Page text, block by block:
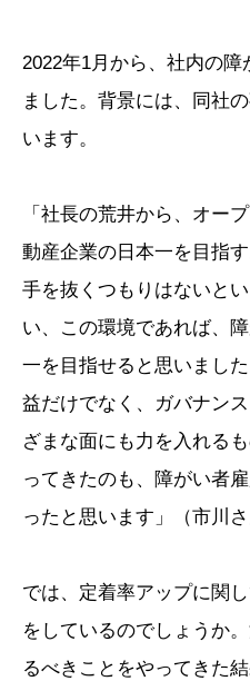
2022年1月から、社内の障
ました。背景には、同社
います。
「社長の荒井から、オー
動産企業の日本一を目指
手を抜くつもりはないと
い、この環境であれば、
一を目指せると思いまし
益だけでなく、ガバナン
ざまな面にも力を入れる
ってきたのも、障がい者
ったと思います」（市川さ
では、定着率アップに関
をしているのでしょうか
るべきことをやってきた